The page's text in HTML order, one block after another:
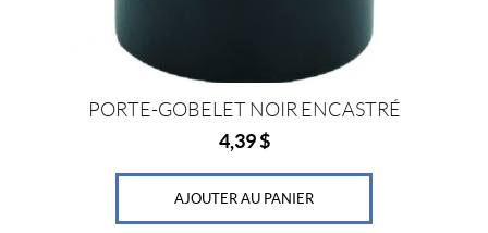
PORTE-GOBELET NOIR ENCASTRÉ
4,39$
AJOUTER AU PANIER